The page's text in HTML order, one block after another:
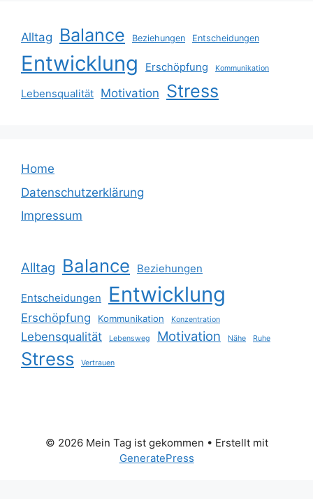
Alltag Balance Beziehungen Entscheidungen
Entwicklung Erschöpfung Kommunikation
Lebensqualität Motivation Stress
Home
Datenschutzerklärung
Impressum
Alltag Balance Beziehungen
Entscheidungen Entwicklung
Erschöpfung Kommunikation Konzentration
Lebensqualität Lebensweg Motivation Nähe Ruhe
Stress Vertrauen
© 2026 Mein Tag ist gekommen • Erstellt mit
GeneratePress